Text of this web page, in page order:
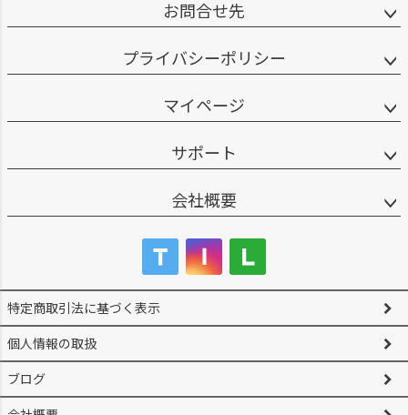
お問合せ先
プライバシーポリシー
マイページ
サポート
会社概要
特定商取引法に基づく表示
個人情報の取扱
ブログ